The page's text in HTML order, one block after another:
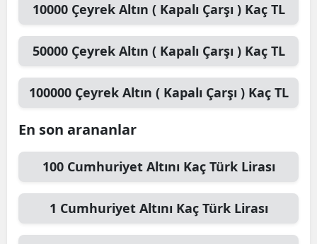
10000 Çeyrek Altın ( Kapalı Çarşı )Kaç TL
50000 Çeyrek Altın ( Kapalı Çarşı )Kaç TL
100000 Çeyrek Altın ( Kapalı Çarşı )Kaç TL
En son arananlar
100 Cumhuriyet Altını Kaç Türk Lirası
1 Cumhuriyet Altını Kaç Türk Lirası